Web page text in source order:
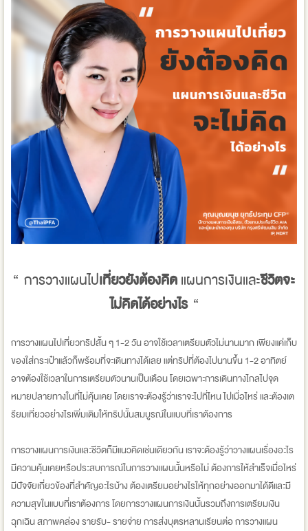
“ การวางแผนไปเที่ยวยังต้องคิดแผนการเงินและชีวิตจะ
ไม่คิดได้อย่างไร“
การวางแผนไปเที่ยวทริปสั้น ๆ 1-2 วัน อาจใช้เวลาเตรียมตัวไม่นานมาก เพียงแค่เก็บ
ของใส่กระเป๋าแล้วก็พร้อมที่จะเดินทางได้เลย แต่ทริปที่ต้องไปนานขึ้น 1-2 อาทิตย์
อาจต้องใช้เวลาในการเตรียมตัวนานเป็นเดือน โดยเฉพาะการเดินทางไกลไปจุด
หมายปลายทางในที่ไม่คุ้นเคย โดยเราจะต้องรู้ว่าเราจะไปที่ไหน ไปเมื่อไหร่ และต้องเต
รียมเที่ยวอย่างไรเพิ่มเติมให้ทริปนั้นสมบูรณ์ในแบบที่เราต้องการ
การวางแผนการเงินและชีวิตก็มีแนวคิดเช่นเดียวกัน เราจะต้องรู้ว่าวางแผนเรื่องอะไร
มีความคุ้นเคยหรือประสบการณ์ในการวางแผนนั้นหรือไม่ ต้องการให้สำเร็จเมื่อไหร่
มีปัจจัยเกี่ยวข้องที่สำคัญอะไรบ้าง ต้องเตรียมอย่างไรให้ทุกอย่างออกมาได้ดีและมี
ความสุขในแบบที่เราต้องการ โดยการวางแผนการเงินนั้นรวมถึงการเตรียมเงิน
ฉุกเฉิน สภาพคล่อง รายรับ- รายจ่าย การส่งบุตรหลานเรียนต่อ การวางแผน